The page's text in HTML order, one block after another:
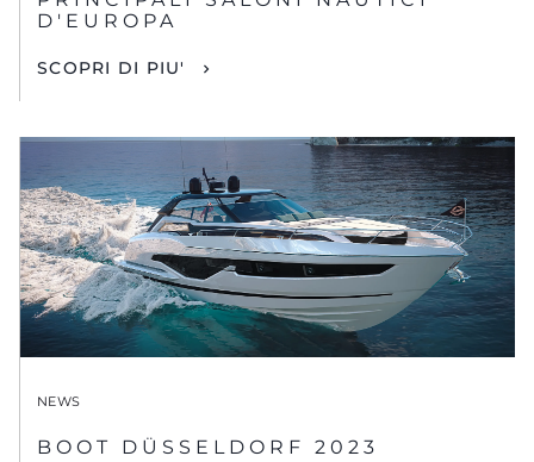
D'EUROPA
SCOPRI DI PIU'
NEWS
BOOT DÜSSELDORF 2023